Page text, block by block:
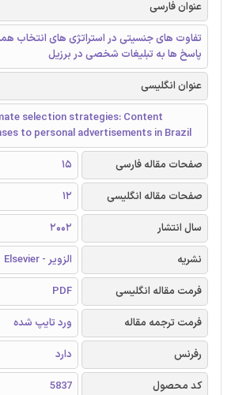
عنوان فارسی
تفاوت های جنسیتی در استراتژی های انتخاب
پاسخ ها به تبلیغات شخصی در برزیل
عنوان انگلیسی
selection strategies: Content
to personal advertisements in Brazil
صفحات مقاله فارسی
15
صفحات مقاله انگلیسی
12
سال انتشار
2002
نشریه
الزویر - Elsevier
فرمت مقاله انگلیسی
PDF
فرمت ترجمه مقاله
ورد تایپ شده
رفرنس
دارد
کد محصول
5837